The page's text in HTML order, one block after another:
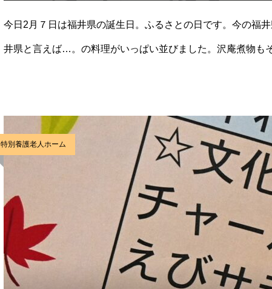
今日2月７日は福井県の誕生日。ふるさとの日です。今の福
井県と言えば…。の料理がいっぱい並びました。沢庵煮物
特別養護老人ホーム